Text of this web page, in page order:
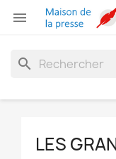

search
LES